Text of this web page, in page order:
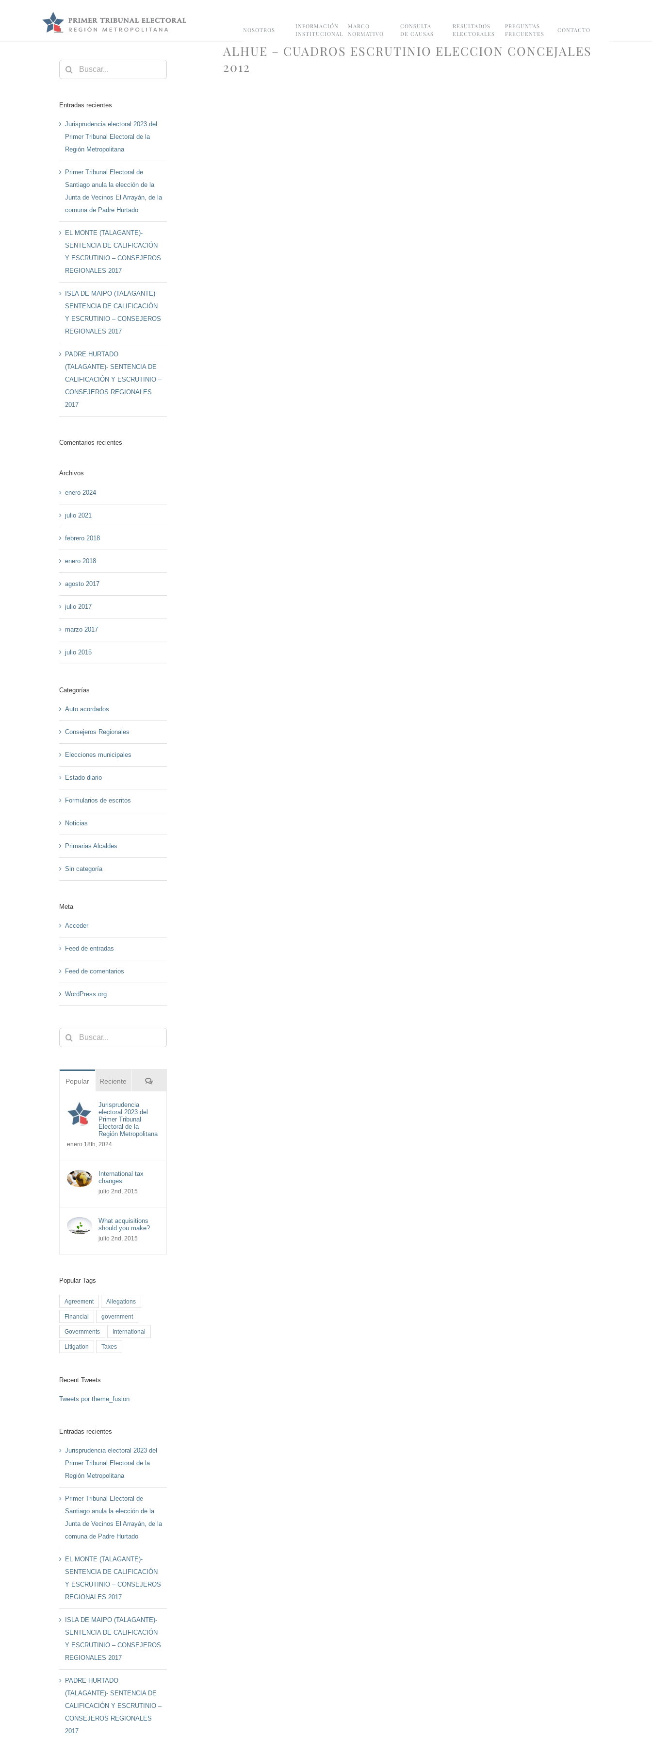
NOSOTROS
INFORMACIÓN
INSTITUCIONAL
MARCO
NORMATIVO
CONSULTA
DE CAUSAS
RESULTADOS
ELECTORALES
PREGUNTAS
FRECUENTES
CONTACTO
ALHUE – CUADROS ESCRUTINIO ELECCION CONCEJALES
2012
Buscar:
Entradas recientes
Jurisprudencia electoral 2023 del
Primer Tribunal Electoral de la
Región Metropolitana
Primer Tribunal Electoral de
Santiago anula la elección de la
Junta de Vecinos El Arrayán, de la
comuna de Padre Hurtado
EL MONTE (TALAGANTE)-
SENTENCIA DE CALIFICACIÓN
Y ESCRUTINIO – CONSEJEROS
REGIONALES 2017
ISLA DE MAIPO (TALAGANTE)-
SENTENCIA DE CALIFICACIÓN
Y ESCRUTINIO – CONSEJEROS
REGIONALES 2017
PADRE HURTADO
(TALAGANTE)- SENTENCIA DE
CALIFICACIÓN Y ESCRUTINIO –
CONSEJEROS REGIONALES
2017
Comentarios recientes
Archivos
enero 2024
julio 2021
febrero 2018
enero 2018
agosto 2017
julio 2017
marzo 2017
julio 2015
Categorías
Auto acordados
Consejeros Regionales
Elecciones municipales
Estado diario
Formularios de escritos
Noticias
Primarias Alcaldes
Sin categoría
Meta
Acceder
Feed de entradas
Feed de comentarios
WordPress.org
Buscar:
Popular Reciente Comentarios
Jurisprudencia
electoral 2023 del
Primer Tribunal
Electoral de la
Región Metropolitana
enero 18th, 2024
International tax
changes
julio 2nd, 2015
What acquisitions
should you make?
julio 2nd, 2015
Popular Tags
Agreement Allegations
Financial government
Governments International
Litigation Taxes
Recent Tweets
Tweets por theme_fusion
Entradas recientes
Jurisprudencia electoral 2023 del
Primer Tribunal Electoral de la
Región Metropolitana
Primer Tribunal Electoral de
Santiago anula la elección de la
Junta de Vecinos El Arrayán, de la
comuna de Padre Hurtado
EL MONTE (TALAGANTE)-
SENTENCIA DE CALIFICACIÓN
Y ESCRUTINIO – CONSEJEROS
REGIONALES 2017
ISLA DE MAIPO (TALAGANTE)-
SENTENCIA DE CALIFICACIÓN
Y ESCRUTINIO – CONSEJEROS
REGIONALES 2017
PADRE HURTADO
(TALAGANTE)- SENTENCIA DE
CALIFICACIÓN Y ESCRUTINIO –
CONSEJEROS REGIONALES
2017